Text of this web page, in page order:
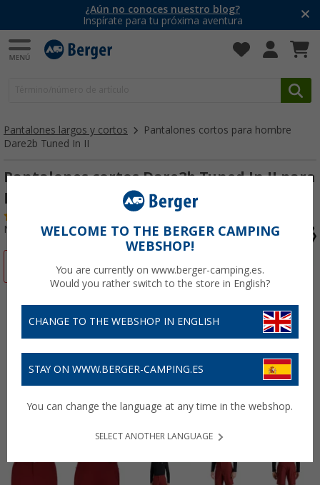
¿Aún no conoces nuestro blog?
Inspírate para tu próxima aventura
Pantalones largos y cortos
Pantalones cortos para hombre
Dare2b Tuned In II
Pantalones cortos Dare2b Tuned In II para
hombre
Nº de artículo 52813256
WELCOME TO THE BERGER CAMPING
WEBSHOP!
You are currently on www.berger-camping.es.
Would you rather switch to the store in English?
CHANGE TO THE WEBSHOP IN ENGLISH
STAY ON WWW.BERGER-CAMPING.ES
You can change the language at any time in the webshop.
SELECT ANOTHER LANGUAGE